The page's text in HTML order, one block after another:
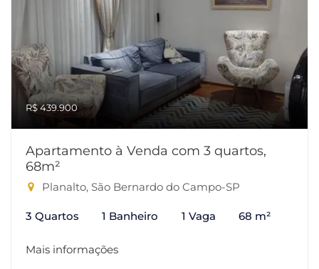
R$ 439.900
Apartamento à Venda com 3 quartos,
68m²
Planalto, São Bernardo do Campo-SP
3 Quartos 1 Banheiro 1 Vaga 68 m²
Mais informações